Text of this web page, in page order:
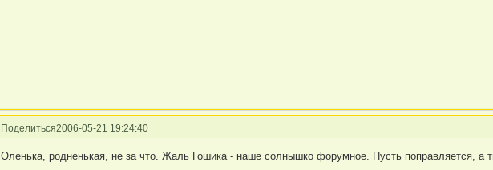
Поделиться2006-05-21 19:24:40
Оленька, родненькая, не за что. Жаль Гошика - наше солнышко форумное. Пусть поправляется, а